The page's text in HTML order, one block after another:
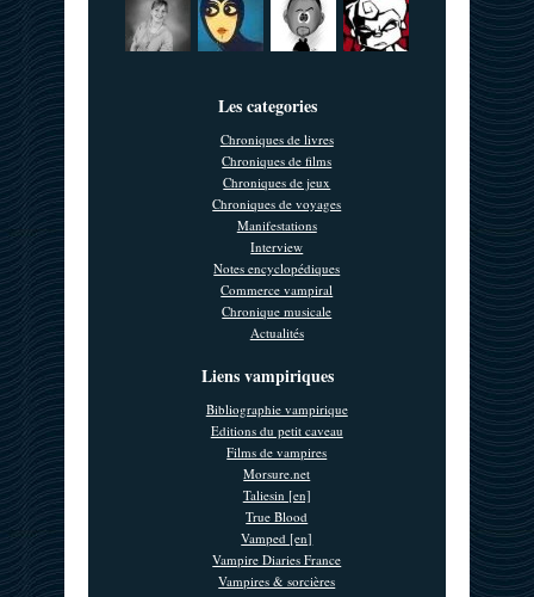
Les categories
Chroniques de livres
Chroniques de films
Chroniques de jeux
Chroniques de voyages
Manifestations
Interview
Notes encyclopédiques
Commerce vampiral
Chronique musicale
Actualités
Liens vampiriques
Bibliographie vampirique
Editions du petit caveau
Films de vampires
Morsure.net
Taliesin [en]
True Blood
Vamped [en]
Vampire Diaries France
Vampires & sorcières